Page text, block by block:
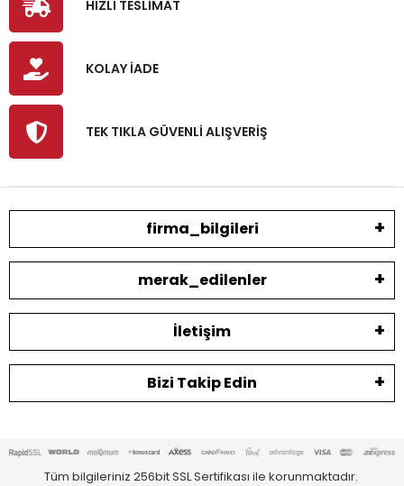
HIZLI TESLİMAT
KOLAY İADE
TEK TIKLA GÜVENLİ ALIŞVERİŞ
firma_bilgileri
merak_edilenler
İletişim
Bizi Takip Edin
Tüm bilgileriniz 256bit SSL Sertifikası ile korunmaktadır.